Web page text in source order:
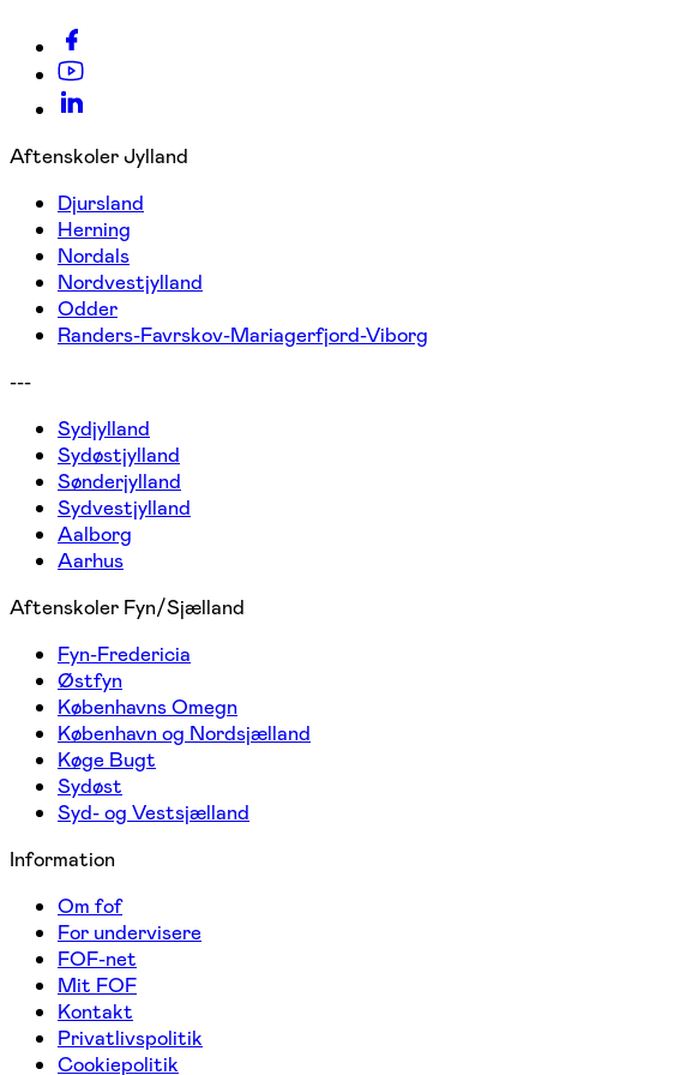
Aftenskoler Jylland
Djursland
Herning
Nordals
Nordvestjylland
Odder
Randers-Favrskov-Mariagerfjord-Viborg
---
Sydjylland
Sydøstjylland
Sønderjylland
Sydvestjylland
Aalborg
Aarhus
Aftenskoler Fyn/Sjælland
Fyn-Fredericia
Østfyn
Københavns Omegn
København og Nordsjælland
Køge Bugt
Sydøst
Syd- og Vestsjælland
Information
Om fof
For undervisere
FOF-net
Mit FOF
Kontakt
Privatlivspolitik
Cookiepolitik